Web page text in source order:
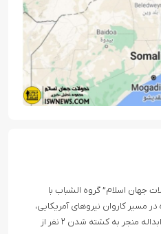
جهان اسلام” گروه الشباب با
مسیر کاروان نیروهای آمریکایی،
کنیایی و سومالیایی در روستای جانا ابداله منجر به کشته شدن ۲ نفر از